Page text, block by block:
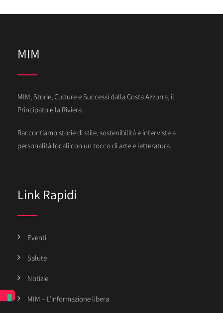
MIM
MIM, Storie, Culture e Successi dalla Costa Azzurra, il
Principato e la Riviera.
Raccontiamo storie di stile, sostenibilità e interviste a
personalità locali con un tocco di arte e letteratura.
Link Rapidi
Eventi
Salute
Notizie
MIM – L’informazione libera